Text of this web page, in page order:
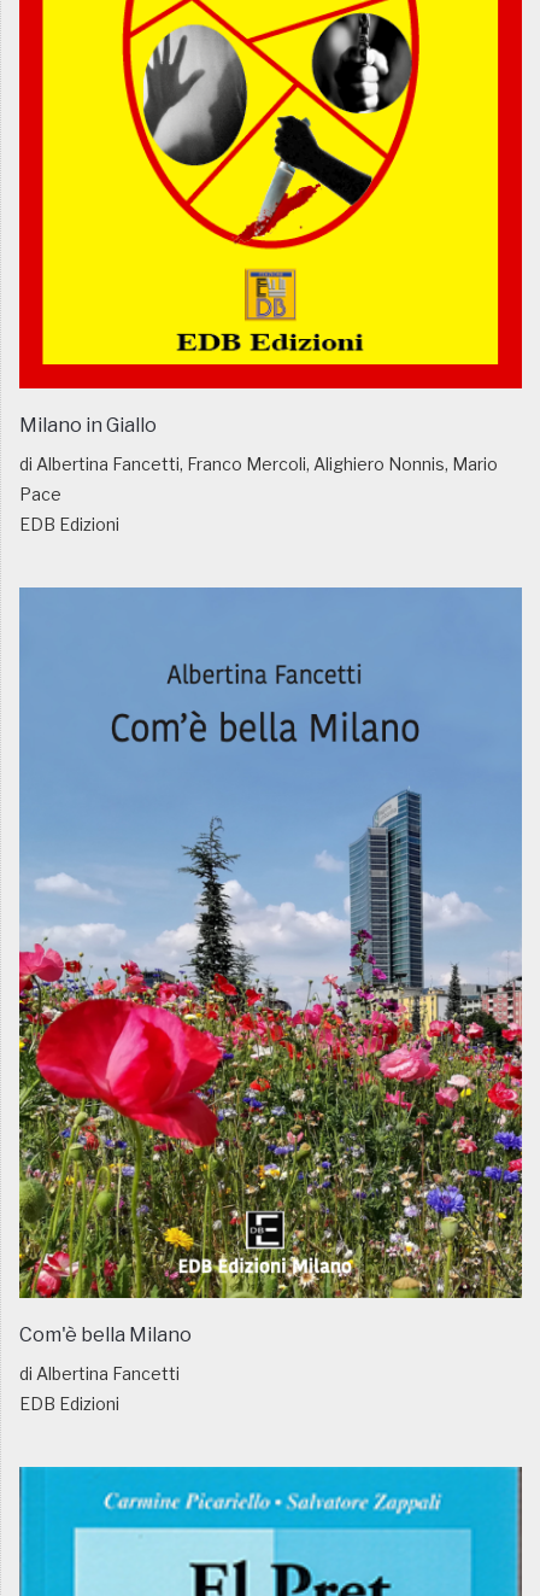
Milano in Giallo
di Albertina Fancetti, Franco Mercoli, Alighiero Nonnis, Mario
Pace
EDB Edizioni
Com'è bella Milano
di Albertina Fancetti
EDB Edizioni